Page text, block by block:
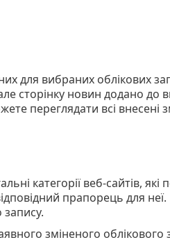
для вибраних облікових
сторінку новин додано до
переглядати всі внесені
категорії веб-сайтів, які
прапорець для неї.
зміненого облікового